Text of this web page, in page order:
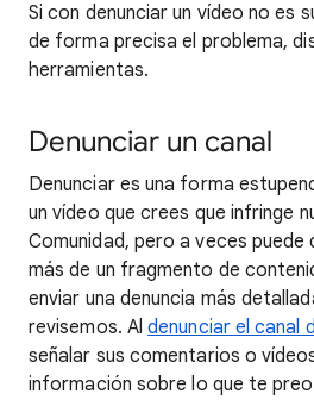
Si con denunciar un vídeo no es
de forma precisa el problema,
herramientas.
Denunciar un canal
Denunciar es una forma
un vídeo que crees que infringe
Comunidad, pero a veces puede
más de un fragmento de
enviar una denuncia más
revisemos. Aldenunciar el canal
señalar sus comentarios o
información sobre lo que te